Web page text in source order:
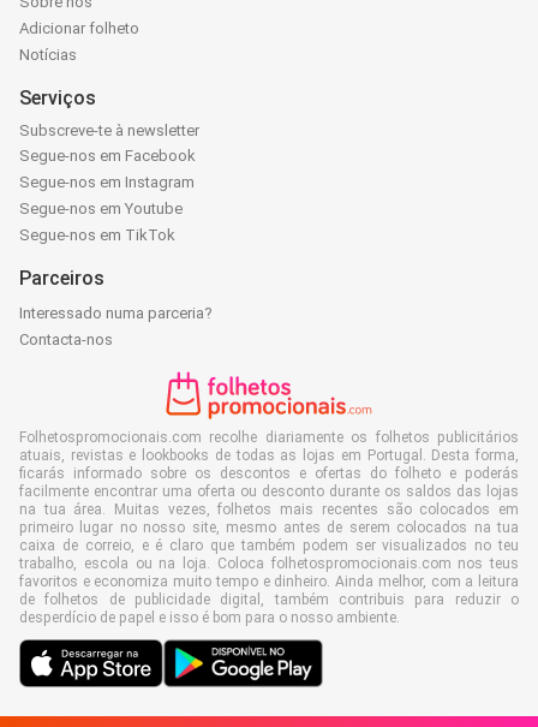
Adicionar folheto
Notícias
Serviços
Subscreve-te à newsletter
Segue-nos em Facebook
Segue-nos em Instagram
Segue-nos em Youtube
Segue-nos em TikTok
Parceiros
Interessado numa parceria?
Contacta-nos
Folhetospromocionais.com recolhe diariamente os folhetos publicitários
atuais, revistas e lookbooks de todas as lojas em Portugal. Desta forma,
ficarás informado sobre os descontos e ofertas do folheto e poderás
facilmente encontrar uma oferta ou desconto durante os saldos das lojas
na tua área. Muitas vezes, folhetos mais recentes são colocados em
primeiro lugar no nosso site, mesmo antes de serem colocados na tua
caixa de correio, e é claro que também podem ser visualizados no teu
trabalho, escola ou na loja. Coloca folhetospromocionais.com nos teus
favoritos e economiza muito tempo e dinheiro. Ainda melhor, com a leitura
de folhetos de publicidade digital, também contribuis para reduzir o
desperdício de papel e isso é bom para o nosso ambiente.